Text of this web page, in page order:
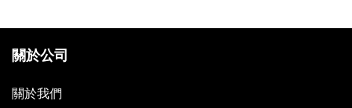
關於公司
關於我們